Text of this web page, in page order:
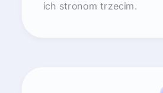
ich stronom trzecim.